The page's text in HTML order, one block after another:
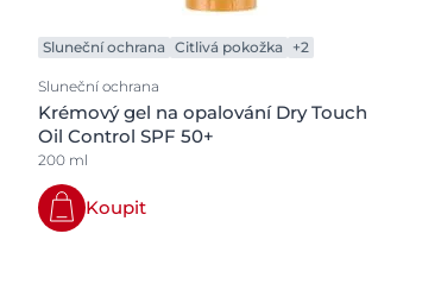
Sluneční ochrana Citlivá pokožka +2
Sluneční ochrana
Krémový gel na opalování Dry Touch
Oil Control SPF 50+
200 ml
Koupit